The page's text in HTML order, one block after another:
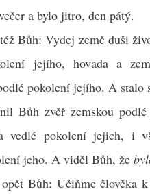
a bylo jitro, den pátý.
Bůh: Vydej země duši
jejího, hovada a
pokolení jejího. A stalo
Bůh zvěř zemskou
vedlé pokolení jejich, i
jeho. A viděl Bůh, že
Bůh: Učiňme člověka k